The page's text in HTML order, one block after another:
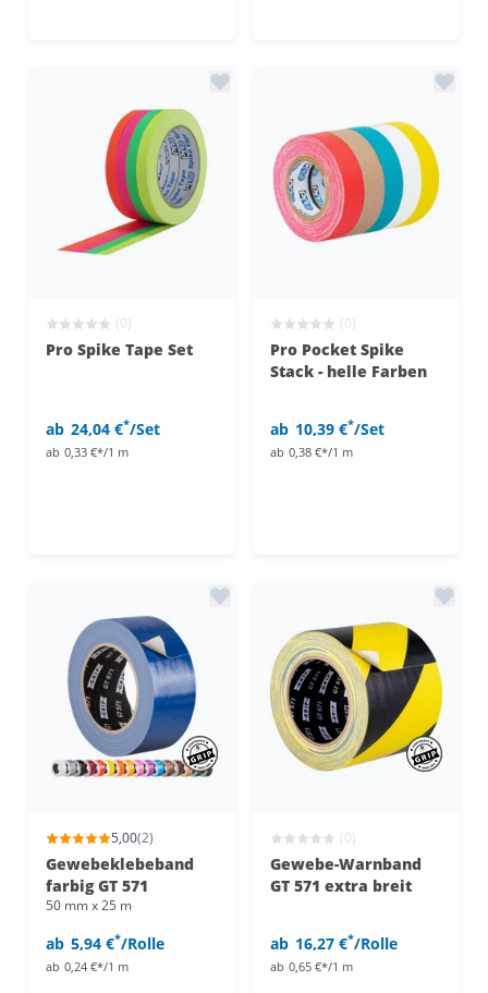
(0)
Pro Spike Tape Set
ab 24,04 €*/Set
ab 0,33 €*/1 m
(0)
Pro Pocket Spike
Stack - helle Farben
ab 10,39 €*/Set
ab 0,38 €*/1 m
5,00(2)
Gewebeklebeband
farbig GT 571
50 mm x 25 m
ab 5,94 €*/Rolle
ab 0,24 €*/1 m
(0)
Gewebe-Warnband
GT 571 extra breit
ab 16,27 €*/Rolle
ab 0,65 €*/1 m